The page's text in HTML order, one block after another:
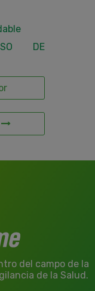
DE
del campo de la
de la Salud.